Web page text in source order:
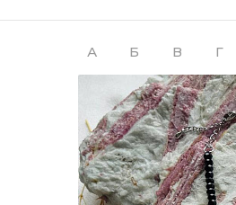
А Б В Г